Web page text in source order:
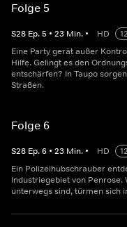
Folge 5
S28 Ep.5 • 23 Min. • HD
12
Eine Party gerät außer
Hilfe. Gelingt es den
entschärfen? In Taupo
Straßen.
Folge 6
S28 Ep.6 • 23 Min. • HD
12
Ein Polizeihubschrauber
Industriegebiet von
unterwegs sind, türmen sich